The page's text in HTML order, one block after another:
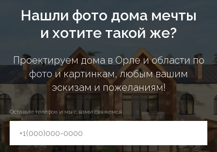
Нашли фото дома мечты
и хотите такой же?
Проектируем дома в Орле и области по
фото и картинкам, любым вашим
эскизам и пожеланиям!
Оставьте телефон и мы с вами свяжемся